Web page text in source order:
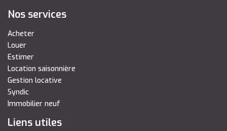
Nos services
Acheter
Louer
Estimer
Location saisonnière
Gestion locative
Syndic
Immobilier neuf
Liens utiles